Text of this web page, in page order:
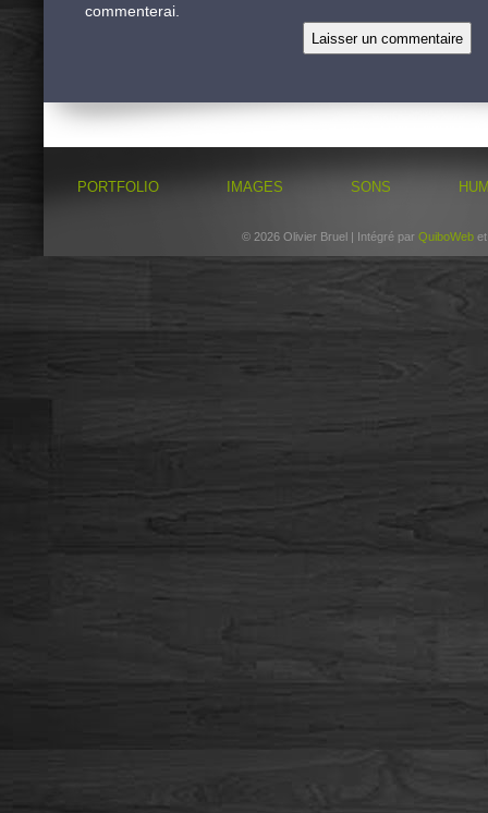
commenterai.
PORTFOLIO IMAGES SONS
© 2026 Olivier Bruel | Intégré par QuiboWeb